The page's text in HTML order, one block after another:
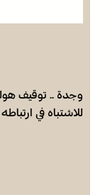
وجدة .. توقيف
للاشتباه في